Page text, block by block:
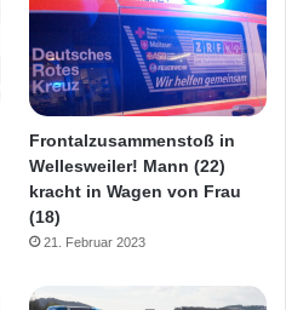
Frontalzusammenstoß in
Wellesweiler! Mann (22)
kracht in Wagen von Frau
(18)
21. Februar 2023